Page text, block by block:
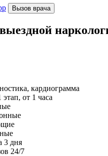
Вызов врача
кардиограмма
от 1 часа
3 дня
24/7